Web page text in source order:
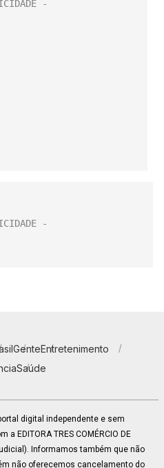
GenteEntretenimento
Saúde
digital independente e sem
EDITORA TRES COMÉRCIO DE
Informamos também que não
não oferecemos cancelamento do